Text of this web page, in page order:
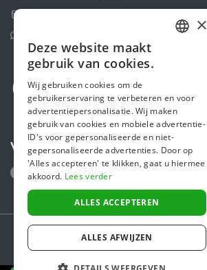
Volg ons
Secure payments powered
ENGLISH
×
Deze website maakt
gebruik van cookies.
Wij gebruiken cookies om de
gebruikerservaring te verbeteren en voor
advertentiepersonalisatie. Wij maken
gebruik van cookies en mobiele advertentie-
ID's voor gepersonaliseerde en niet-
gepersonaliseerde advertenties. Door op
'Alles accepteren' te klikken, gaat u hiermee
akkoord. Lees verder
ALLES ACCEPTEREN
ALLES AFWIJZEN